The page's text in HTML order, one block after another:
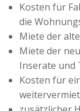
Kosten für
die
Miete der
Miete der
Inserate und
Kosten für